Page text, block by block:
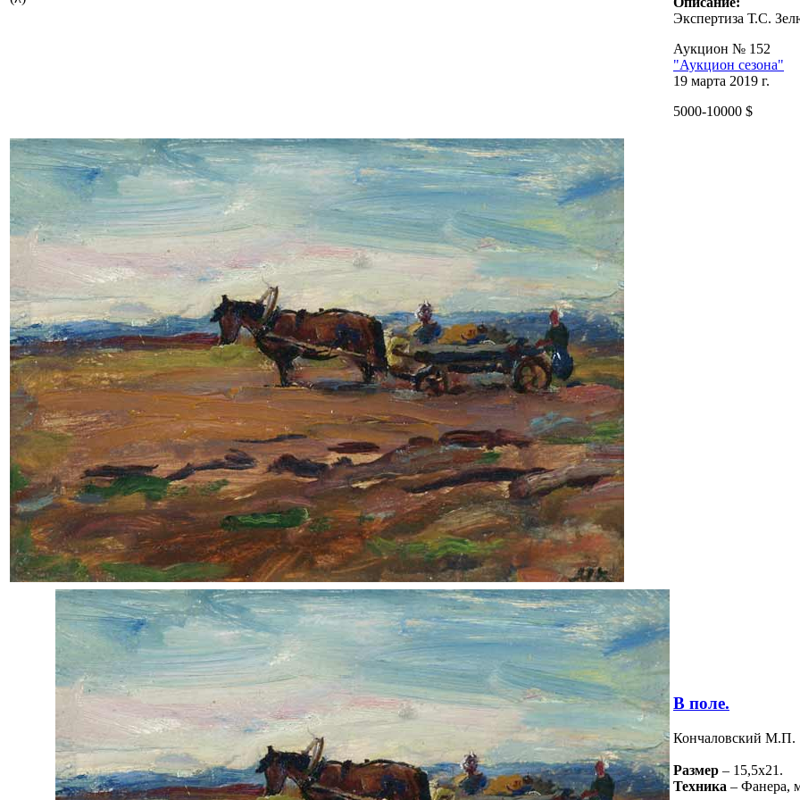
Экспертиза Т.С.
Аукцион № 152
"Аукцион сезона"
19 марта 2019 г.
5000-10000 $
В поле.
Кончаловский М.П.
Размер – 15,5х21.
Техника – Фанера,